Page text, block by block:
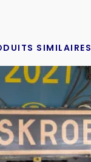
SIMILAIRES